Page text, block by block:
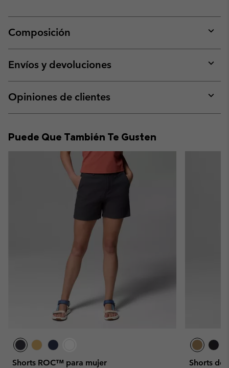
Composición
or
Envíos y devoluciones
or
Opiniones de clientes
or
Puede Que También Te Gusten
Shorts ROC™ para mujer Shorts de